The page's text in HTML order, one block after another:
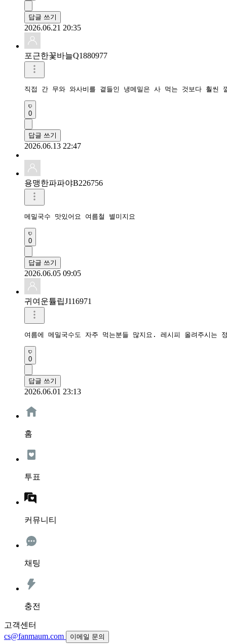
답글 쓰기
2026.06.21 20:35
포근한꽃바늘Q1880977
직접 간 무와 와사비를 곁들인 냉메밀은 사 먹는 것보다 훨씬
0
답글 쓰기
2026.06.13 22:47
용맹한파파야B226756
메밀국수 맛있어요 여름철 별미지요
0
답글 쓰기
2026.06.05 09:05
귀여운튤립J116971
여름에 메밀국수도 자주 먹는분들 많지요. 레시피 올려주시는
0
답글 쓰기
2026.06.01 23:13
홈
투표
커뮤니티
채팅
충전
고객센터
cs@fanmaum.com
이메일 문의